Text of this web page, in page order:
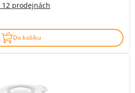
12 prodejnách
Do košíku